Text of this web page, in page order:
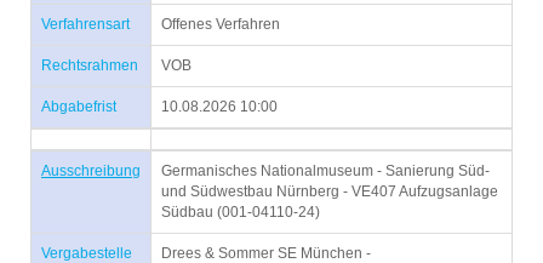
Verfahrensart Offenes Verfahren
Rechtsrahmen VOB
Abgabefrist 10.08.2026 10:00
Ausschreibung
Germanisches Nationalmuseum - Sanierung Süd-
und Südwestbau Nürnberg - VE407 Aufzugsanlage
Südbau (001-04110-24)
Vergabestelle
Drees & Sommer SE München -